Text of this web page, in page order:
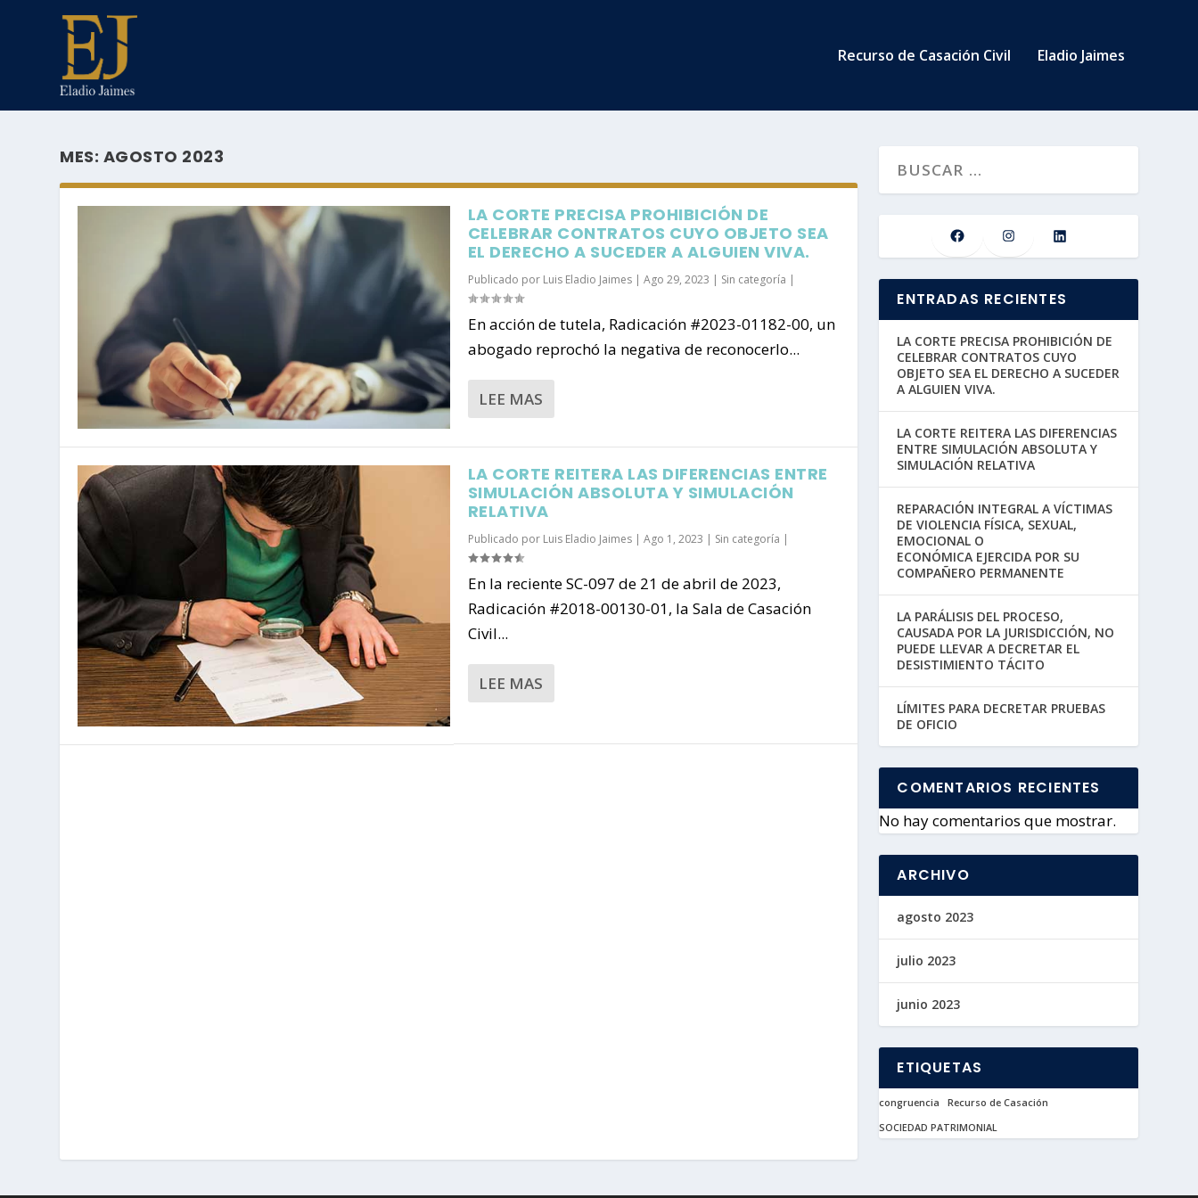
Recurso de Casación Civil Eladio Jaimes
MES: AGOSTO 2023
LA CORTE PRECISA PROHIBICIÓN DE
CELEBRAR CONTRATOS CUYO OBJETO SEA
EL DERECHO A SUCEDER A ALGUIEN VIVA.
Publicado por Luis Eladio Jaimes| Ago 29, 2023 | Sin categoría |
En acción de tutela, Radicación #2023-01182-00, un
abogado reprochó la negativa de reconocerlo...
LEE MAS
LA CORTE REITERA LAS DIFERENCIAS ENTRE
SIMULACIÓN ABSOLUTA Y SIMULACIÓN
RELATIVA
Publicado por Luis Eladio Jaimes| Ago 1, 2023 | Sin categoría |
En la reciente SC-097 de 21 de abril de 2023,
Radicación #2018-00130-01, la Sala de Casación
Civil...
LEE MAS
ENTRADAS RECIENTES
LA CORTE PRECISA PROHIBICIÓN DE
CELEBRAR CONTRATOS CUYO
OBJETO SEA EL DERECHO A SUCEDER
A ALGUIEN VIVA.
LA CORTE REITERA LAS DIFERENCIAS
ENTRE SIMULACIÓN ABSOLUTA Y
SIMULACIÓN RELATIVA
REPARACIÓN INTEGRAL A VÍCTIMAS
DE VIOLENCIA FÍSICA, SEXUAL,
EMOCIONAL O
ECONÓMICA EJERCIDA POR SU
COMPAÑERO PERMANENTE
LA PARÁLISIS DEL PROCESO,
CAUSADA POR LA JURISDICCIÓN, NO
PUEDE LLEVAR A DECRETAR EL
DESISTIMIENTO TÁCITO
LÍMITES PARA DECRETAR PRUEBAS
DE OFICIO
COMENTARIOS RECIENTES
No hay comentarios que mostrar.
ARCHIVO
agosto 2023
julio 2023
junio 2023
ETIQUETAS
congruencia
Recurso de Casación
SOCIEDAD PATRIMONIAL